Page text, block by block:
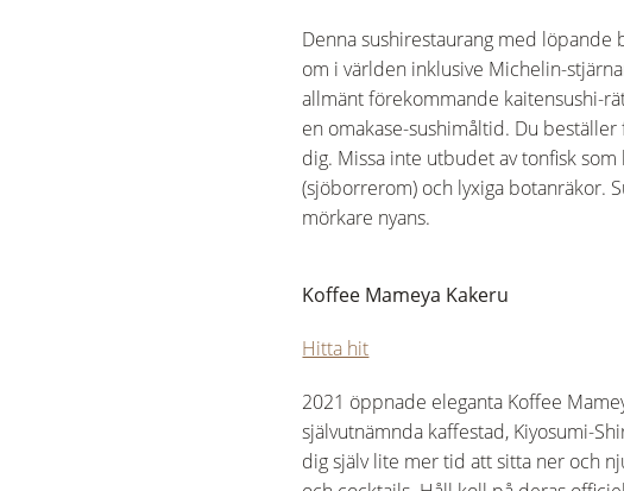
Denna sushirestaurang med
om i världen inklusive Michelin-
allmänt förekommande kaitensushi-
en omakase-sushimåltid. Du
dig. Missa inte utbudet av tonfisk
(sjöborrerom) och lyxiga botanräkor.
mörkare nyans.
Koffee Mameya Kakeru
Hitta hit
2021 öppnade eleganta Koffee
självutnämnda kaffestad, Kiyosumi-
dig själv lite mer tid att sitta ner och